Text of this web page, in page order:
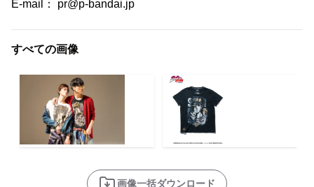
E-mail： pr@p-bandai.jp
すべての画像
画像一括ダウンロード